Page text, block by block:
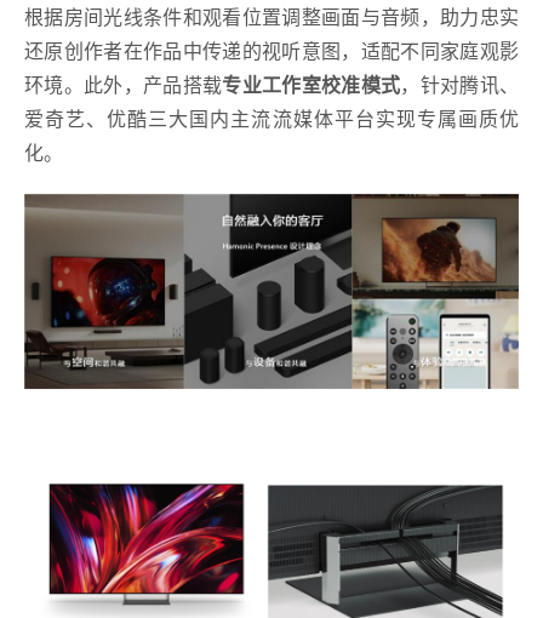
根据房间光线条件和观看位置调整画面与音频，助力忠实
还原创作者在作品中传递的视听意图，适配不同家庭观影
环境。此外，产品搭载专业工作室校准模式，针对腾讯、
爱奇艺、优酷三大国内主流流媒体平台实现专属画质优
化。